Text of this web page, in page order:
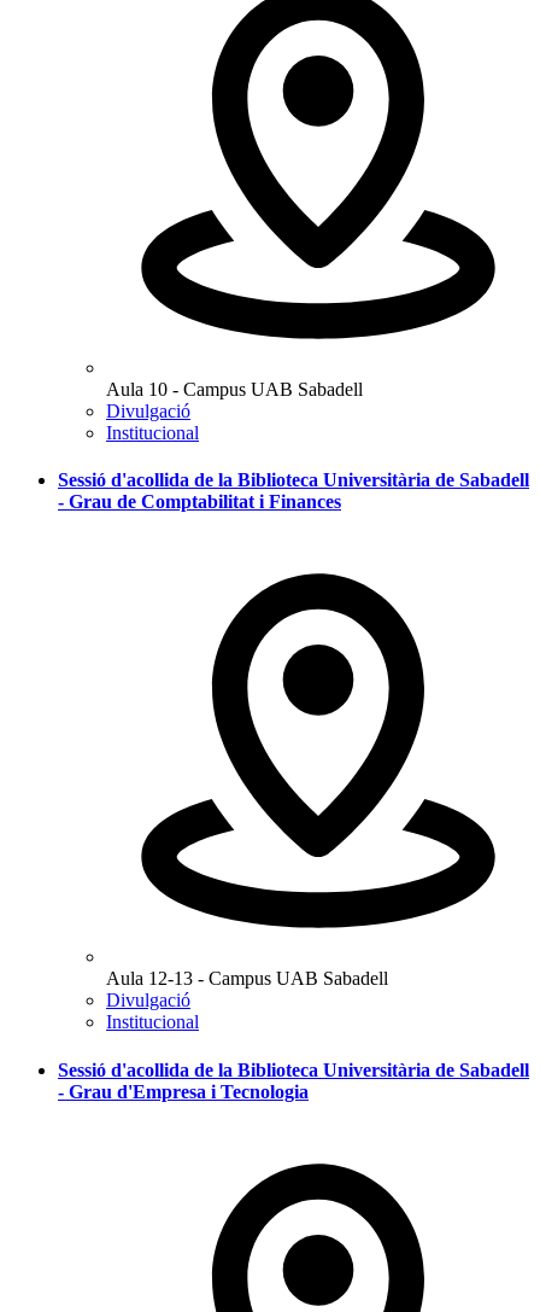
Aula 10 - Campus UAB Sabadell
Divulgació
Institucional
Sessió d'acollida de la Biblioteca Universitària de Sabadell
- Grau de Comptabilitat i Finances
Aula 12-13 - Campus UAB Sabadell
Divulgació
Institucional
Sessió d'acollida de la Biblioteca Universitària de Sabadell
- Grau d'Empresa i Tecnologia